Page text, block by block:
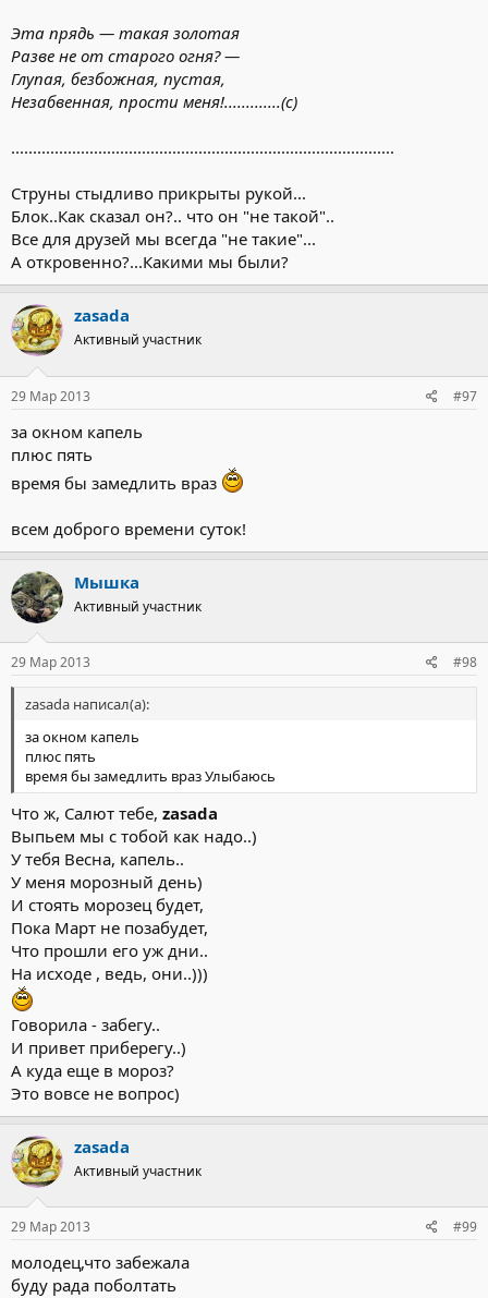
Эта прядь — такая золотая
Разве не от старого огня? —
Глупая, безбожная, пустая,
Незабвенная, прости меня!.............(с)
........................................................................................
Струны стыдливо прикрыты рукой...
Блок..Как сказал он?.. что он "не такой"..
Все для друзей мы всегда "не такие"...
А откровенно?...Какими мы были?
zasada
Активный участник
29 Мар 2013 #97
за окном капель
плюс пять
время бы замедлить враз
всем доброго времени суток!
Мышка
Активный участник
29 Мар 2013 #98
zasada написал(а):
за окном капель
плюс пять
время бы замедлить враз Улыбаюсь
Что ж, Салют тебе, zasada
Выпьем мы с тобой как надо..)
У тебя Весна, капель..
У меня морозный день)
И стоять морозец будет,
Пока Март не позабудет,
Что прошли его уж дни..
На исходе , ведь, они..)))
Говорила - забегу..
И привет приберегу..)
А куда еще в мороз?
Это вовсе не вопрос)
zasada
Активный участник
29 Мар 2013 #99
молодец,что забежала
буду рада поболтать